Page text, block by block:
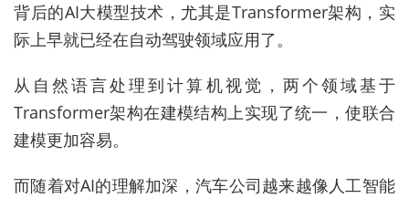
背后的AI大模型技术，尤其是Transformer架构，实
际上早就已经在自动驾驶领域应用了。
从自然语言处理到计算机视觉，两个领域基于
Transformer架构在建模结构上实现了统一，使联合
建模更加容易。
而随着对AI的理解加深，汽车公司越来越像人工智能